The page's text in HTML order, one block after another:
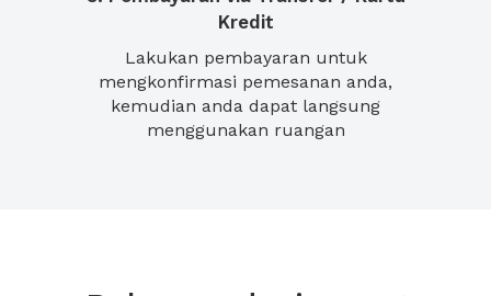
Kredit
Lakukan pembayaran untuk
mengkonfirmasi pemesanan anda,
kemudian anda dapat langsung
menggunakan ruangan